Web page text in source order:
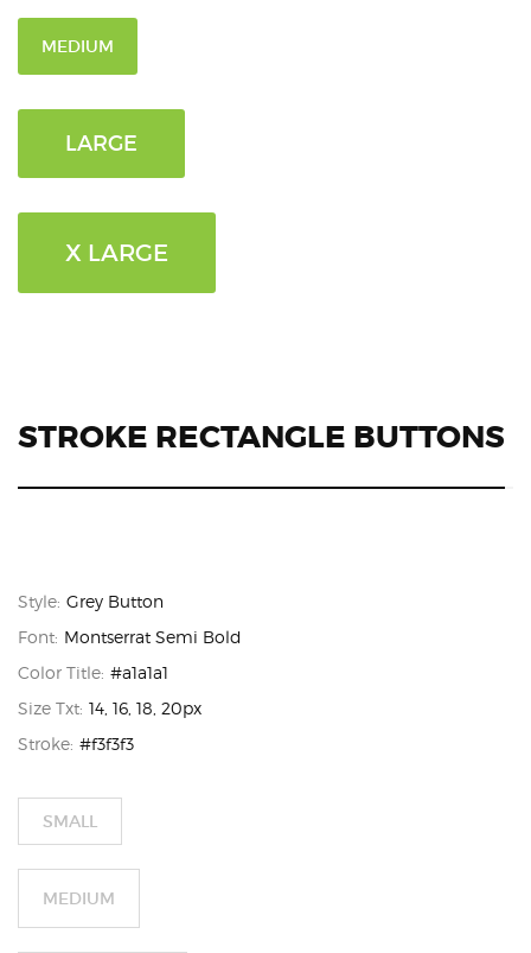
MEDIUM
LARGE
X LARGE
STROKE RECTANGLE BUTTONS
Style: Grey Button
Font: Montserrat Semi Bold
Color Title: #a1a1a1
Size Txt: 14, 16, 18, 20px
Stroke: #f3f3f3
SMALL
MEDIUM